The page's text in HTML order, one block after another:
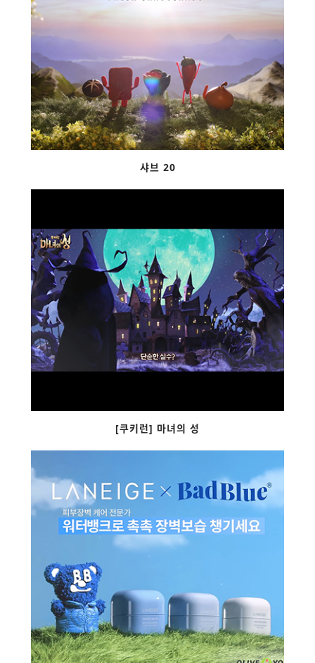
샤브 20
[쿠키런] 마녀의 성